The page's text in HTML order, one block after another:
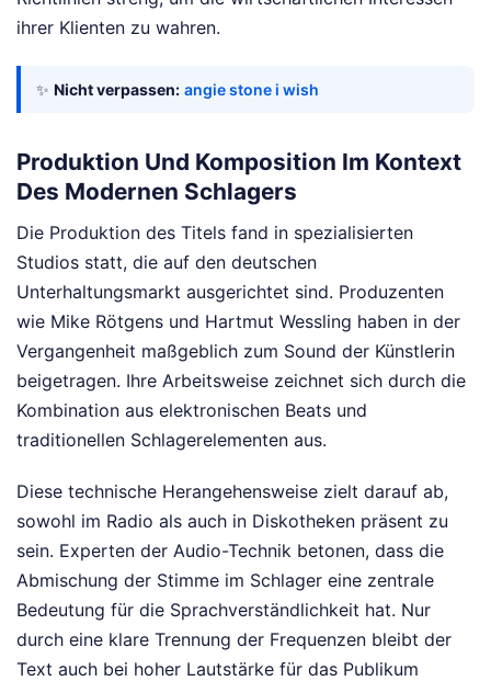
ihrer Klienten zu wahren.
✨ Nicht verpassen: angie stone i wish
Produktion Und Komposition Im Kontext
Des Modernen Schlagers
Die Produktion des Titels fand in spezialisierten
Studios statt, die auf den deutschen
Unterhaltungsmarkt ausgerichtet sind. Produzenten
wie Mike Rötgens und Hartmut Wessling haben in der
Vergangenheit maßgeblich zum Sound der Künstlerin
beigetragen. Ihre Arbeitsweise zeichnet sich durch die
Kombination aus elektronischen Beats und
traditionellen Schlagerelementen aus.
Diese technische Herangehensweise zielt darauf ab,
sowohl im Radio als auch in Diskotheken präsent zu
sein. Experten der Audio-Technik betonen, dass die
Abmischung der Stimme im Schlager eine zentrale
Bedeutung für die Sprachverständlichkeit hat. Nur
durch eine klare Trennung der Frequenzen bleibt der
Text auch bei hoher Lautstärke für das Publikum